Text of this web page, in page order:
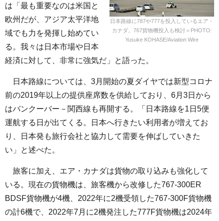
日本路線に787や777を投入しているエア・
カナダ。767貨物機投入も検討＝PHOTO:
Yusuke KOHASE/Aviation Wire
は「最も重要なのは米国と
欧州だが、アジア太平洋地
域でも力を発揮し始めてい
る。我々は日本市場や日本
経済に対して、非常に強気だ」と語った。
日本路線については、3月開始の夏ダイヤでは新型コロナ
前の2019年以上の提供座席数を供給しており、6月3日から
はバンクーバー－関西線も再開する。「日本路線を1日5便
運航する日が出てくる。日本へ行きたい利用者が増えてお
り、日本発も旅行会社と協力して需要を伸ばしていきた
い」と述べた。
旅客に加え、エア・カナダは貨物の取り込みも強化して
いる。現在の貨物機は、旅客機から改修した767-300ER
BDSF貨物機が4機、2022年に2機受領した767-300F貨物機
の計6機で、2022年7月に2機発注した777F貨物機は2024年